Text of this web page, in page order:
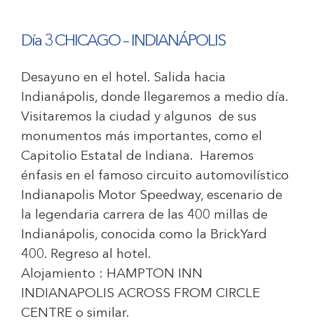
Día 3 CHICAGO – INDIANÁPOLIS
Desayuno en el hotel. Salida hacia
Indianápolis, donde llegaremos a medio día.
Visitaremos la ciudad y algunos de sus
monumentos más importantes, como el
Capitolio Estatal de Indiana. Haremos
énfasis en el famoso circuito automovilístico
Indianapolis Motor Speedway, escenario de
la legendaria carrera de las 400 millas de
Indianápolis, conocida como la BrickYard
400. Regreso al hotel.
Alojamiento : HAMPTON INN
INDIANAPOLIS ACROSS FROM CIRCLE
CENTRE o similar.